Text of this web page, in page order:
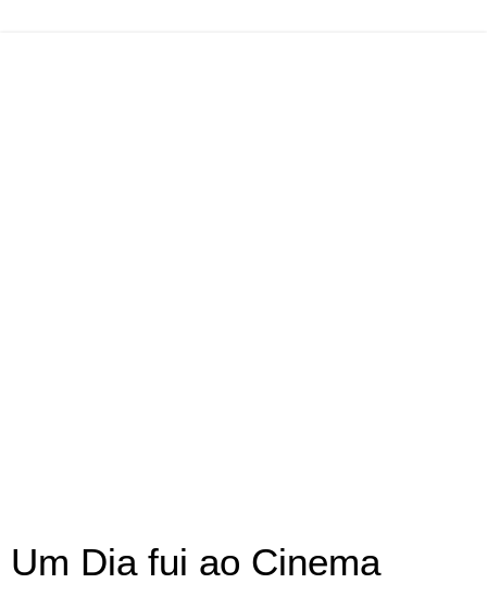
Um Dia fui ao Cinema